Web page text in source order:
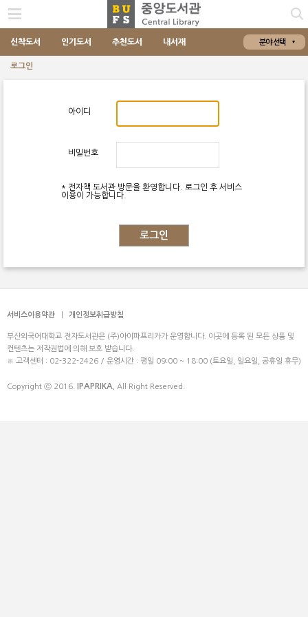
신착도서 인기도서 추천도서 내서재 분야 선택
로그인
아이디
비밀번호
* 전자책 도서관 방문을 환영합니다. 로그인 후 서비스
이용이 가능합니다.
로그인
서비스이용약관 개인정보취급방침
부산외국어대학교 전자도서관은 (주)아이파프리카가 운영합니다. 이곳에 등록 된 모든 상품 및
컨텐츠는 저작권법에 의해 보호 받습니다.
※ 고객센터 : 02-322-2426 / 운영시간 : 평일 09:00 ~ 18:00 (토요일, 일요일, 공휴일 휴무)
Copyright ⓒ 2016. IPAPRIKA. All Right Reserved.